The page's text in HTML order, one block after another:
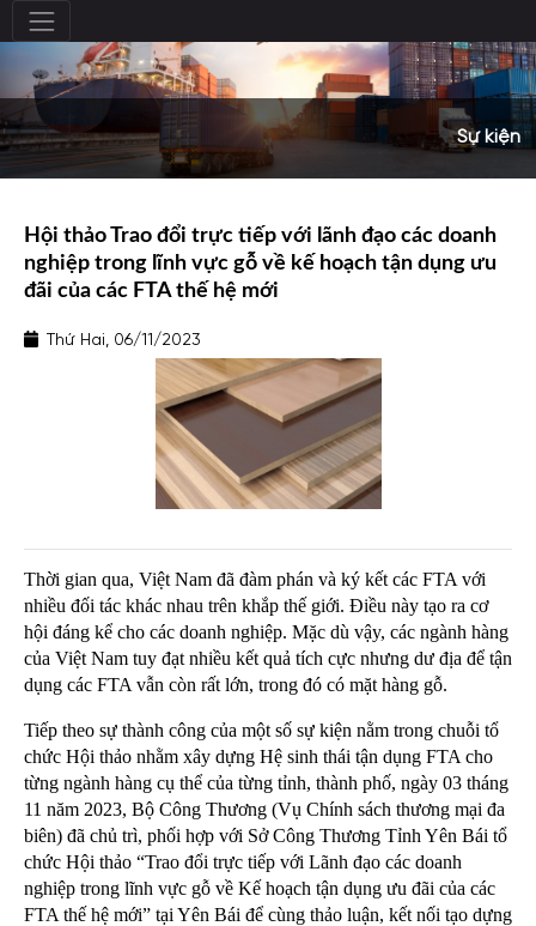
Sự kiện
Hội thảo Trao đổi trực tiếp với lãnh đạo các doanh
nghiệp trong lĩnh vực gỗ về kế hoạch tận dụng ưu
đãi của các FTA thế hệ mới
Thứ Hai, 06/11/2023
Thời gian qua, Việt Nam đã đàm phán và ký kết các FTA với
nhiều đối tác khác nhau trên khắp thế giới. Điều này tạo ra cơ
hội đáng kể cho các doanh nghiệp. Mặc dù vậy, các ngành hàng
của Việt Nam tuy đạt nhiều kết quả tích cực nhưng dư địa để tận
dụng các FTA vẫn còn rất lớn, trong đó có mặt hàng gỗ.
Tiếp theo sự thành công của một số sự kiện nằm trong chuỗi tổ
chức Hội thảo nhằm xây dựng Hệ sinh thái tận dụng FTA cho
từng ngành hàng cụ thể của từng tỉnh, thành phố, ngày 03 tháng
11 năm 2023, Bộ Công Thương (Vụ Chính sách thương mại đa
biên) đã chủ trì, phối hợp với Sở Công Thương Tỉnh Yên Bái tổ
chức Hội thảo “Trao đổi trực tiếp với Lãnh đạo các doanh
nghiệp trong lĩnh vực gỗ về Kế hoạch tận dụng ưu đãi của các
FTA thế hệ mới” tại Yên Bái để cùng thảo luận, kết nối tạo dựng